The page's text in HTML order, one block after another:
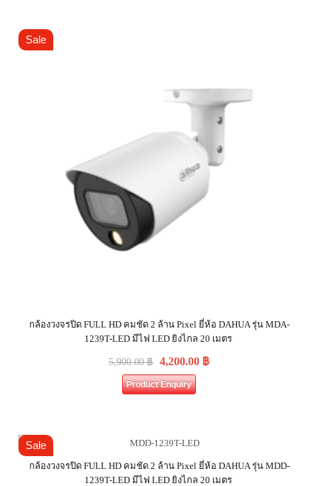
Sale
กล้องวงจรปิด FULL HD คมชัด 2 ล้าน Pixel ยี่ห้อ DAHUA รุ่น MDA-
1239T-LED มีไฟ LED ยิงไกล 20 เมตร
5,900.00฿ 4,200.00 ฿
Product Enquiry
Sale
กล้องวงจรปิด FULL HD คมชัด 2 ล้าน Pixel ยี่ห้อ DAHUA รุ่น MDD-
1239T-LED มีไฟ LED ยิงไกล 20 เมตร